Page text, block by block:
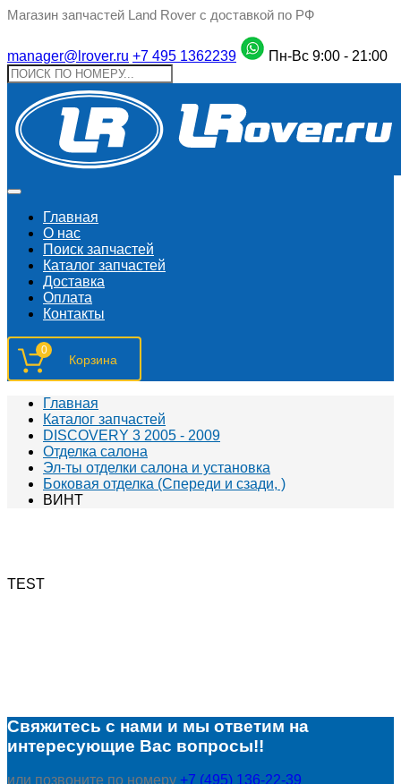
Магазин запчастей Land Rover с доставкой по РФ
manager@lrover.ru +7 495 1362239 Пн-Вс 9:00 - 21:00
Главная
О нас
Поиск запчастeй
Каталог запчастей
Доставка
Оплата
Контакты
0
Главная
Каталог запчастей
DISCOVERY 3 2005 - 2009
Отделка салона
Эл-ты отделки салона и установка
Боковая отделка (Спереди и сзади, )
ВИНТ
TEST
Свяжитесь с нами и мы ответим на
интересующие Вас вопросы!!
или позвоните по номеру +7 (495) 136-22-39